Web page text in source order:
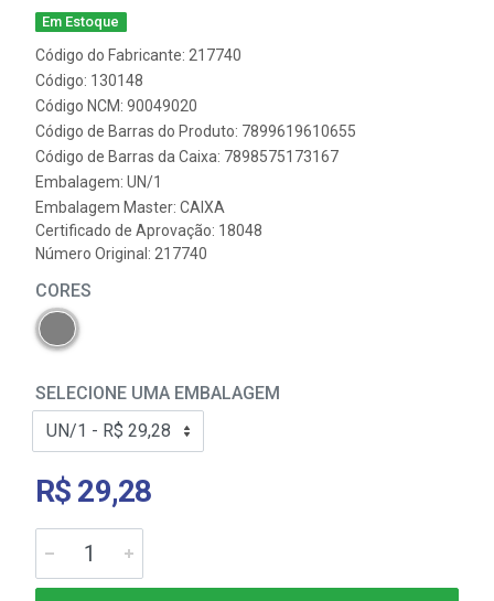
Em Estoque
Código do Fabricante: 217740
Código: 130148
Código NCM: 90049020
Código de Barras do Produto: 7899619610655
Código de Barras da Caixa: 7898575173167
Embalagem: UN/1
Embalagem Master: CAIXA
Certificado de Aprovação: 18048
Número Original: 217740
CORES
SELECIONE UMA EMBALAGEM
R$ 29,28